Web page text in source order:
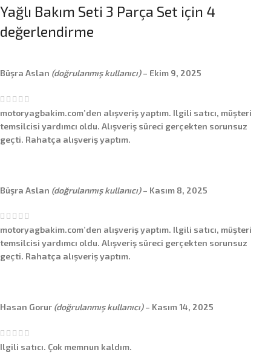
Yağlı Bakım Seti 3 Parça Set için 4
değerlendirme
Büşra Aslan (doğrulanmış kullanıcı) – Ekim 9, 2025
motoryagbakim.com’den alışveriş yaptım. Ilgili satıcı, müşteri
temsilcisi yardımcı oldu. Alışveriş süreci gerçekten sorunsuz
geçti. Rahatça alışveriş yaptım.
Büşra Aslan (doğrulanmış kullanıcı) – Kasım 8, 2025
motoryagbakim.com’den alışveriş yaptım. Ilgili satıcı, müşteri
temsilcisi yardımcı oldu. Alışveriş süreci gerçekten sorunsuz
geçti. Rahatça alışveriş yaptım.
Hasan Gorur (doğrulanmış kullanıcı) – Kasım 14, 2025
Ilgili satıcı. Çok memnun kaldım.